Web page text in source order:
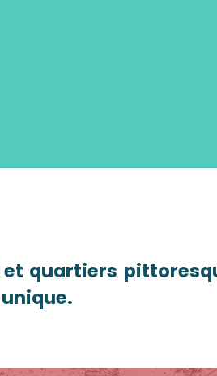
quartiers